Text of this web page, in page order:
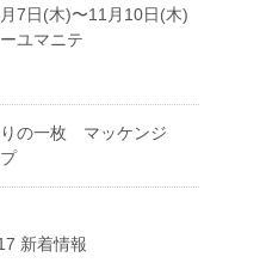
7日(木)〜11月10日(木)
ユマニテ
の一枚 マッケンジ
新着情報